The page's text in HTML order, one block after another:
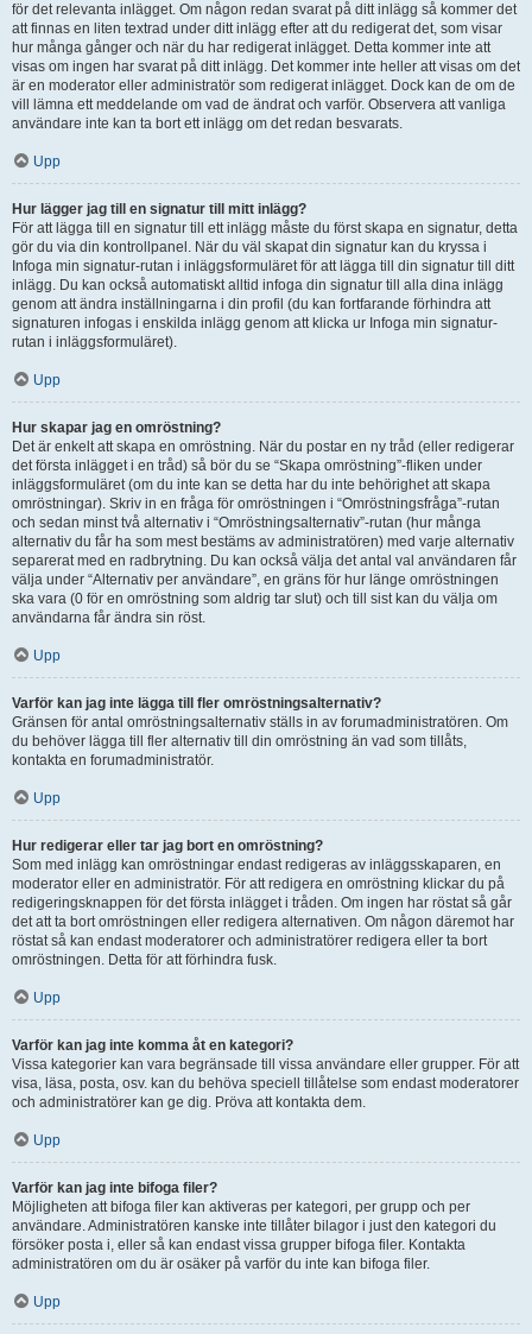
för det relevanta inlägget. Om någon redan svarat på ditt inlägg så kommer det
att finnas en liten textrad under ditt inlägg efter att du redigerat det, som visar
hur många gånger och när du har redigerat inlägget. Detta kommer inte att
visas om ingen har svarat på ditt inlägg. Det kommer inte heller att visas om det
är en moderator eller administratör som redigerat inlägget. Dock kan de om de
vill lämna ett meddelande om vad de ändrat och varför. Observera att vanliga
användare inte kan ta bort ett inlägg om det redan besvarats.
Upp
Hur lägger jag till en signatur till mitt inlägg?
För att lägga till en signatur till ett inlägg måste du först skapa en signatur, detta
gör du via din kontrollpanel. När du väl skapat din signatur kan du kryssa i
Infoga min signatur-rutan i inläggsformuläret för att lägga till din signatur till ditt
inlägg. Du kan också automatiskt alltid infoga din signatur till alla dina inlägg
genom att ändra inställningarna i din profil (du kan fortfarande förhindra att
signaturen infogas i enskilda inlägg genom att klicka ur Infoga min signatur-
rutan i inläggsformuläret).
Upp
Hur skapar jag en omröstning?
Det är enkelt att skapa en omröstning. När du postar en ny tråd (eller redigerar
det första inlägget i en tråd) så bör du se “Skapa omröstning”-fliken under
inläggsformuläret (om du inte kan se detta har du inte behörighet att skapa
omröstningar). Skriv in en fråga för omröstningen i “Omröstningsfråga”-rutan
och sedan minst två alternativ i “Omröstningsalternativ”-rutan (hur många
alternativ du får ha som mest bestäms av administratören) med varje alternativ
separerat med en radbrytning. Du kan också välja det antal val användaren får
välja under “Alternativ per användare”, en gräns för hur länge omröstningen
ska vara (0 för en omröstning som aldrig tar slut) och till sist kan du välja om
användarna får ändra sin röst.
Upp
Varför kan jag inte lägga till fler omröstningsalternativ?
Gränsen för antal omröstningsalternativ ställs in av forumadministratören. Om
du behöver lägga till fler alternativ till din omröstning än vad som tillåts,
kontakta en forumadministratör.
Upp
Hur redigerar eller tar jag bort en omröstning?
Som med inlägg kan omröstningar endast redigeras av inläggsskaparen, en
moderator eller en administratör. För att redigera en omröstning klickar du på
redigeringsknappen för det första inlägget i tråden. Om ingen har röstat så går
det att ta bort omröstningen eller redigera alternativen. Om någon däremot har
röstat så kan endast moderatorer och administratörer redigera eller ta bort
omröstningen. Detta för att förhindra fusk.
Upp
Varför kan jag inte komma åt en kategori?
Vissa kategorier kan vara begränsade till vissa användare eller grupper. För att
visa, läsa, posta, osv. kan du behöva speciell tillåtelse som endast moderatorer
och administratörer kan ge dig. Pröva att kontakta dem.
Upp
Varför kan jag inte bifoga filer?
Möjligheten att bifoga filer kan aktiveras per kategori, per grupp och per
användare. Administratören kanske inte tillåter bilagor i just den kategori du
försöker posta i, eller så kan endast vissa grupper bifoga filer. Kontakta
administratören om du är osäker på varför du inte kan bifoga filer.
Upp